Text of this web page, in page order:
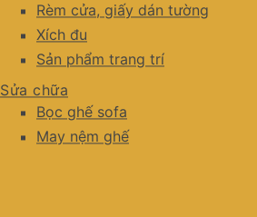
Rèm cửa, giấy dán tường
Xích đu
Sản phẩm trang trí
Sửa chữa
Bọc ghế sofa
May nệm ghế